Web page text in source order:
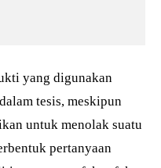
yang digunakan
tesis, meskipun
untuk menolak suatu
pertanyaan